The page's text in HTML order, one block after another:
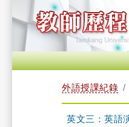
外語授課紀錄
英文三：英語